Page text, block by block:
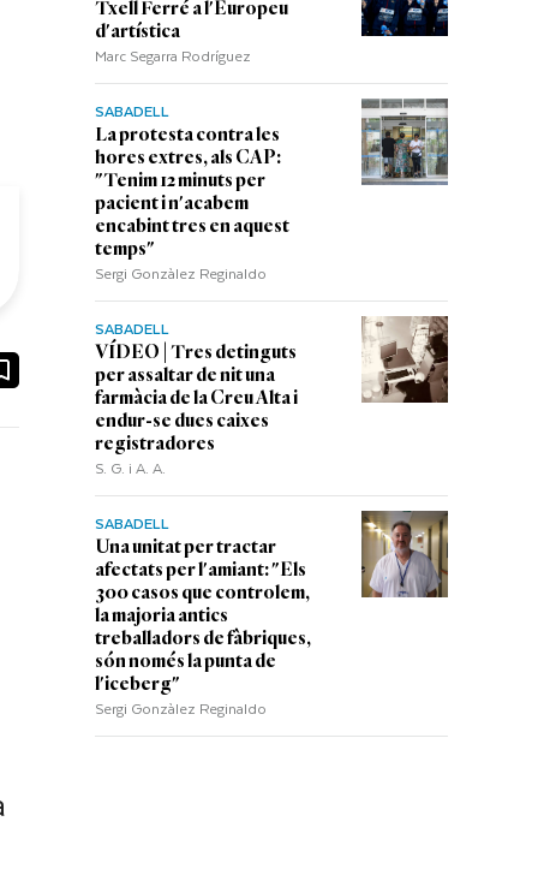
Txell Ferré a l'Europeu
d'artística
Marc Segarra Rodríguez
SABADELL
La protesta contra les
hores extres, als CAP:
"Tenim 12 minuts per
pacient i n'acabem
encabint tres en aquest
temps"
Sergi Gonzàlez Reginaldo
SABADELL
VÍDEO | Tres detinguts
per assaltar de nit una
farmàcia de la Creu Alta i
endur-se dues caixes
registradores
S. G. i A. A.
SABADELL
Una unitat per tractar
afectats per l'amiant: "Els
300 casos que controlem,
la majoria antics
treballadors de fàbriques,
són només la punta de
l'iceberg"
Sergi Gonzàlez Reginaldo